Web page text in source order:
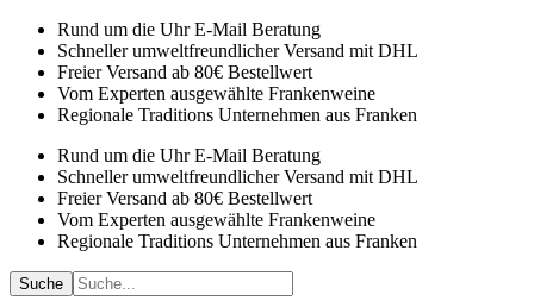
Rund um die Uhr E-Mail Beratung
Schneller umweltfreundlicher Versand mit DHL
Freier Versand ab 80€ Bestellwert
Vom Experten ausgewählte Frankenweine
Regionale Traditions Unternehmen aus Franken
Rund um die Uhr E-Mail Beratung
Schneller umweltfreundlicher Versand mit DHL
Freier Versand ab 80€ Bestellwert
Vom Experten ausgewählte Frankenweine
Regionale Traditions Unternehmen aus Franken
Suche